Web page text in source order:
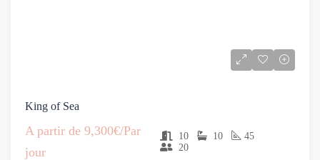
King of Sea
A partir de 9,300€/Par
jour
10 10
45
20